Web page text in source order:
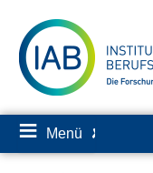
zum
Inhalt
≡ Menü ✘